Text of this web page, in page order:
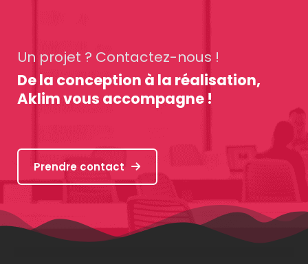
Un projet ? Contactez-nous !
De la conception à la réalisation,
Aklim vous accompagne !
Prendre contact